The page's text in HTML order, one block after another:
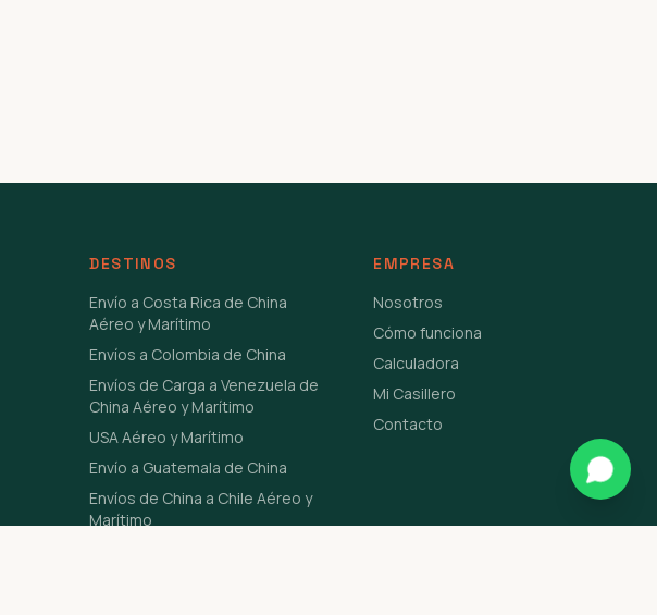
DESTINOS
Envío a Costa Rica de China
Aéreo y Marítimo
Envíos a Colombia de China
Envíos de Carga a Venezuela de
China Aéreo y Marítimo
USA Aéreo y Marítimo
Envío a Guatemala de China
Envíos de China a Chile Aéreo y
Marítimo
EMPRESA
Nosotros
Cómo funciona
Calculadora
Mi Casillero
Contacto